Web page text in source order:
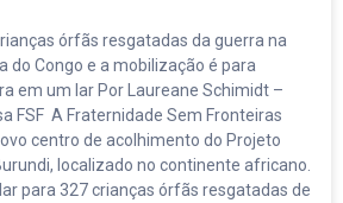
órfãs resgatadas da guerra na
do Congo e a mobilização é para
em um lar Por Laureane Schimidt –
FSF A Fraternidade Sem Fronteiras
centro de acolhimento do Projeto
localizado no continente africano.
para 327 crianças órfãs resgatadas de